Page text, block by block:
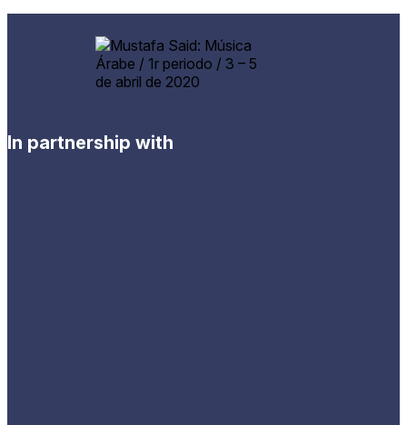
In partnership with